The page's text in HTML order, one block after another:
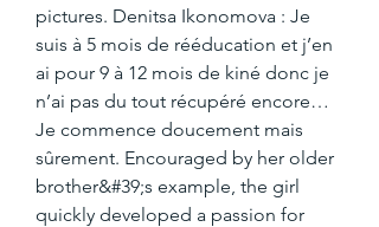
pictures. Denitsa Ikonomova : Je
suis à 5 mois de rééducation et j’en
ai pour 9 à 12 mois de kiné donc je
n’ai pas du tout récupéré encore…
Je commence doucement mais
sûrement. Encouraged by her older
brother&#39;s example, the girl
quickly developed a passion for